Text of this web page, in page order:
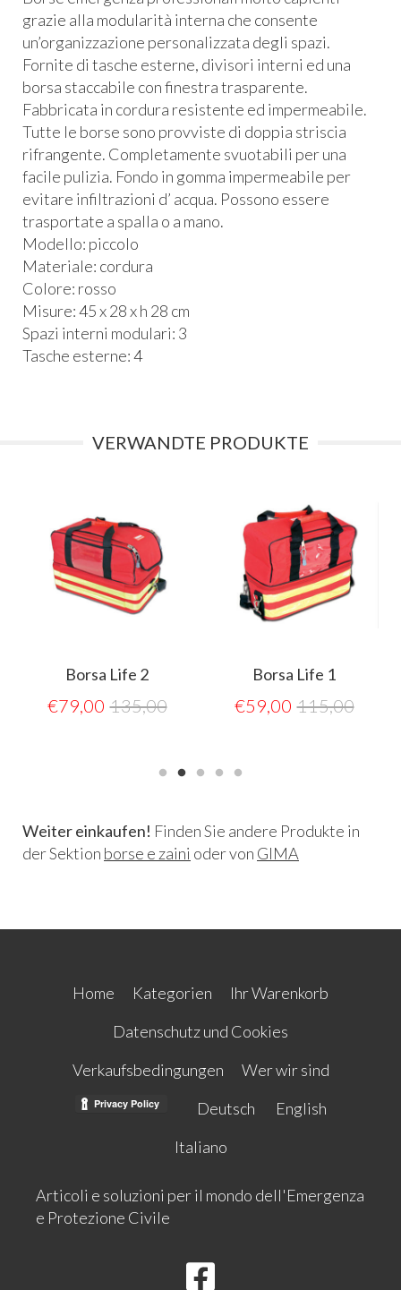
grazie alla modularità interna che consente
un’organizzazione personalizzata degli spazi.
Fornite di tasche esterne, divisori interni ed una
borsa staccabile con finestra trasparente.
Fabbricata in cordura resistente ed impermeabile.
Tutte le borse sono provviste di doppia striscia
rifrangente. Completamente svuotabili per una
facile pulizia. Fondo in gomma impermeabile per
evitare infiltrazioni d’ acqua. Possono essere
trasportate a spalla o a mano.
Modello: piccolo
Materiale: cordura
Colore: rosso
Misure: 45 x 28 x h 28 cm
Spazi interni modulari: 3
Tasche esterne: 4
VERWANDTE PRODUKTE
Borsa Life 2
€79,00 135,00
Borsa Life 1
€59,00 115,00
Weiter einkaufen! Finden Sie andere Produkte in
der Sektion borse e zaini oder von GIMA
Home Kategorien
Ihr Warenkorb
Datenschutz und Cookies
Verkaufsbedingungen
Wer wir sind
Deutsch
English
Italiano
Articoli e soluzioni per il mondo dell'Emergenza
e Protezione Civile